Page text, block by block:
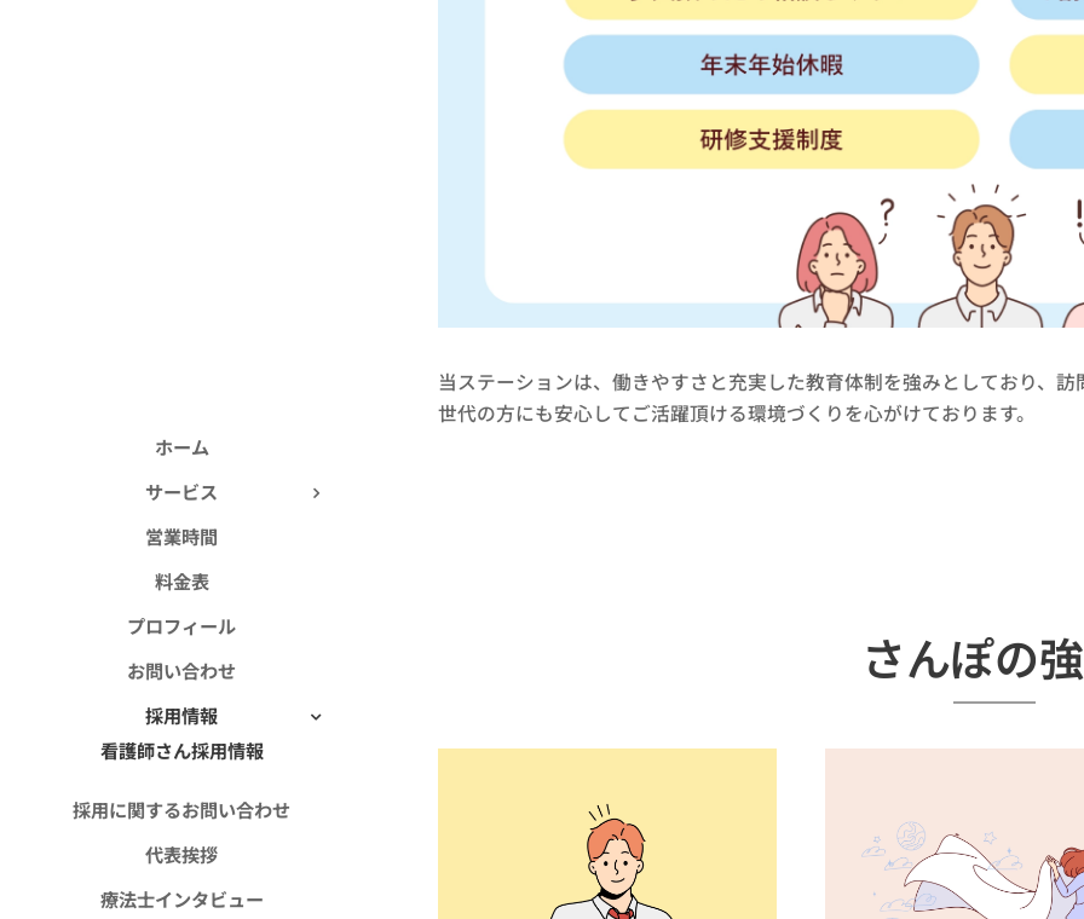
ホーム
サービス
営業時間
料金表
プロフィール
お問い合わせ
採用情報
看護師さん採用情報
採用に関するお問い合わせ
代表挨拶
療法士インタビュー
当ステーションは、働きやすさと充実した教育体制を強みとしており、
世代の方にも安心してご活躍頂ける環境づくりを心がけております。
さんぽの